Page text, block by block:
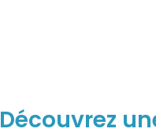
Découvrez